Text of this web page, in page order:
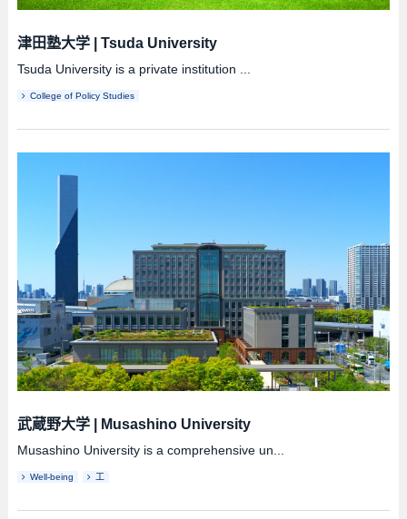
津田塾大学| Tsuda University
Tsuda University is a private institution ...
College of Policy Studies
武蔵野大学| Musashino University
Musashino University is a comprehensive un...
Well-being 工